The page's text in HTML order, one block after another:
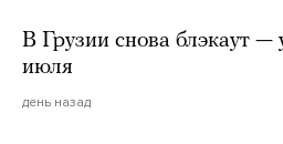
В Грузии снова блэкаут —
июля
день назад